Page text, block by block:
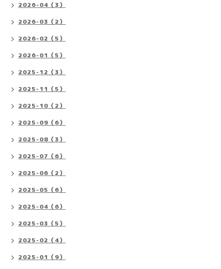
2026-04（3）
2026-03（2）
2026-02（5）
2026-01（5）
2025-12（3）
2025-11（5）
2025-10（2）
2025-09（6）
2025-08（3）
2025-07（6）
2025-06（2）
2025-05（6）
2025-04（6）
2025-03（5）
2025-02（4）
2025-01（9）